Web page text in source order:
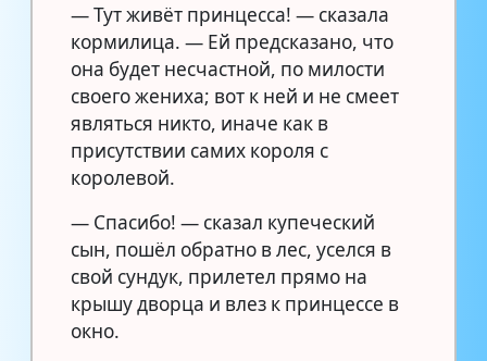
— Тут живёт принцесса! — сказала
кормилица. — Ей предсказано, что
она будет несчастной, по милости
своего жениха; вот к ней и не смеет
являться никто, иначе как в
присутствии самих короля с
королевой.
— Спасибо! — сказал купеческий
сын, пошёл обратно в лес, уселся в
свой сундук, прилетел прямо на
крышу дворца и влез к принцессе в
окно.